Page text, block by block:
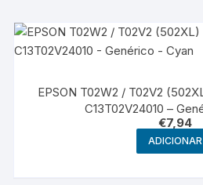
EPSON T02W2 / T02V2
C13T02V24010 –
€7,94
ADICIONAR